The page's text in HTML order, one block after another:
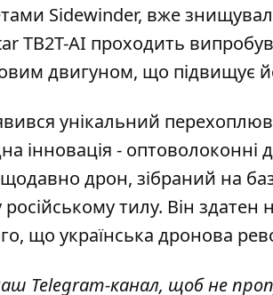
Sidewinder, вже
TB2T-AI проходить
двигуном, що підвищує
унікальний
інновація - оптоволоконні
дрон, зібраний на
російському тилу. Він здатен
що українська дронова
Telegram-канал, щоб не